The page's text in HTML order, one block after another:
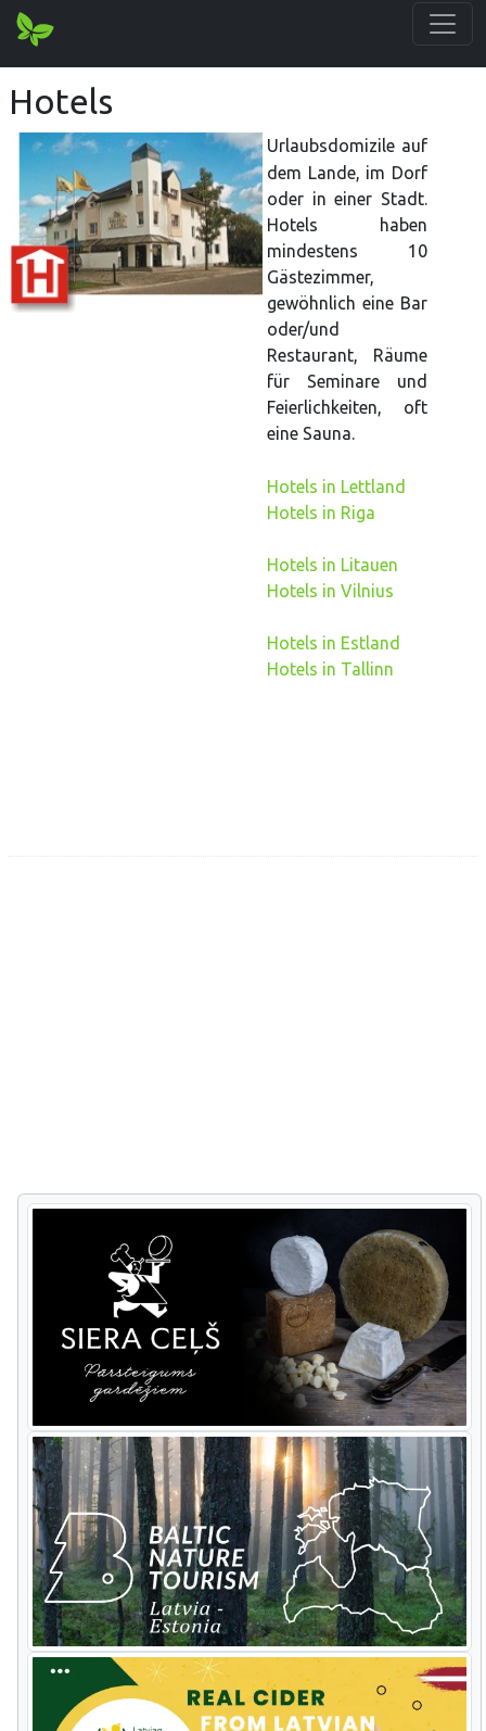
Hotels
Urlaubsdomizile auf
dem Lande, im Dorf
oder in einer Stadt.
Hotels haben
mindestens 10
Gästezimmer,
gewöhnlich eine Bar
oder/und
Restaurant, Räume
für Seminare und
Feierlichkeiten, oft
eine Sauna.
Hotels in Lettland
Hotels in Riga
Hotels in Litauen
Hotels in Vilnius
Hotels in Estland
Hotels in Tallinn